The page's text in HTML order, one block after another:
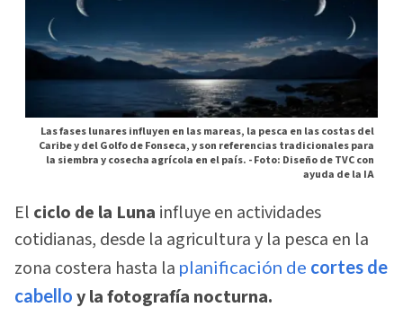
Las fases lunares influyen en las mareas, la pesca en las costas del
Caribe y del Golfo de Fonseca, y son referencias tradicionales para
la siembra y cosecha agrícola en el país. -Foto: Diseño de TVC con
ayuda de la IA
El ciclo de la Luna influye en actividades
cotidianas, desde la agricultura y la pesca en la
zona costera hasta la planificación de cortes de
cabello y la fotografía nocturna.